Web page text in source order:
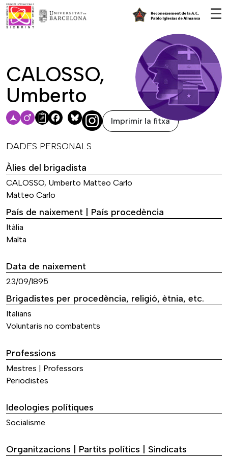
☰
CALOSSO,
Umberto
Facebook
Bluesky Imprimir la fitxa
DADES PERSONALS
Àlies del brigadista
CALOSSO, Umberto Matteo Carlo
Matteo Carlo
País de naixement | País procedència
Itàlia
Malta
Data de naixement
23/09/1895
Brigadistes per procedència, religió, ètnia, etc.
Italians
Voluntaris no combatents
Professions
Mestres | Professors
Periodistes
Ideologies polítiques
Socialisme
Organitzacions | Partits polítics | Sindicats